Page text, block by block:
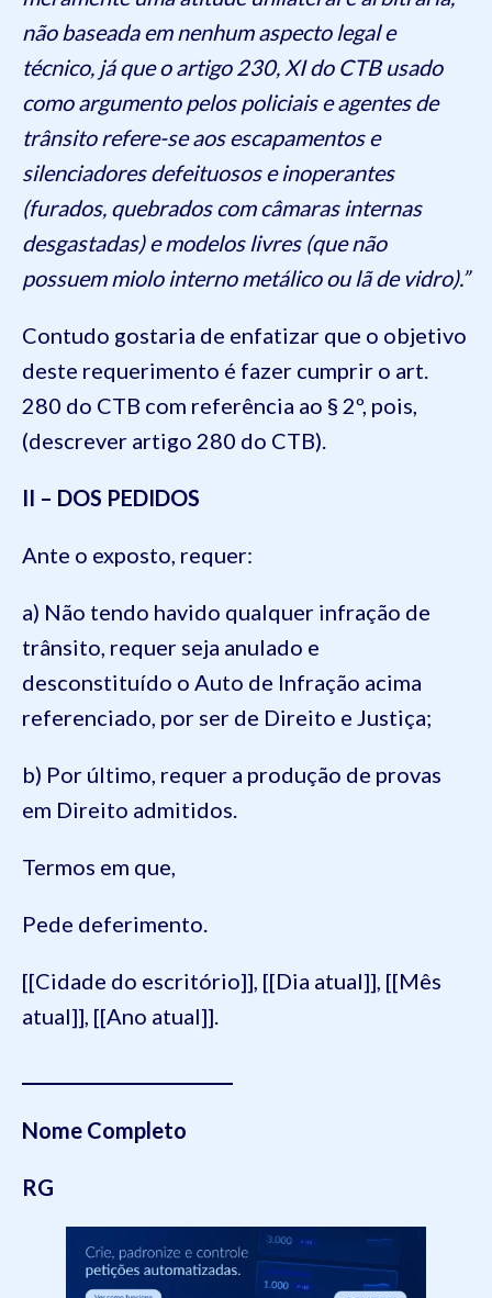
não baseada em nenhum aspecto legal e
técnico, já que o artigo 230, XI do CTB usado
como argumento pelos policiais e agentes de
trânsito refere-se aos escapamentos e
silenciadores defeituosos e inoperantes
(furados, quebrados com câmaras internas
desgastadas) e modelos livres (que não
possuem miolo interno metálico ou lã de vidro).”
Contudo gostaria de enfatizar que o objetivo
deste requerimento é fazer cumprir o art.
280 do CTB com referência ao § 2º, pois,
(descrever artigo 280 do CTB).
II – DOS PEDIDOS
Ante o exposto, requer:
a) Não tendo havido qualquer infração de
trânsito, requer seja anulado e
desconstituído o Auto de Infração acima
referenciado, por ser de Direito e Justiça;
b) Por último, requer a produção de provas
em Direito admitidos.
Termos em que,
Pede deferimento.
[[Cidade do escritório]], [[Dia atual]], [[Mês
atual]], [[Ano atual]].
Nome Completo
RG